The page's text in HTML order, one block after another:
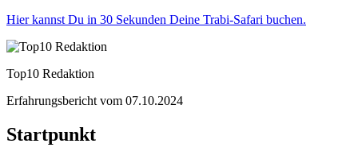
Hier kannst Du in 30 Sekunden Deine Trabi-Safari buchen.
Top10 Redaktion
Erfahrungsbericht vom 07.10.2024
Startpunkt